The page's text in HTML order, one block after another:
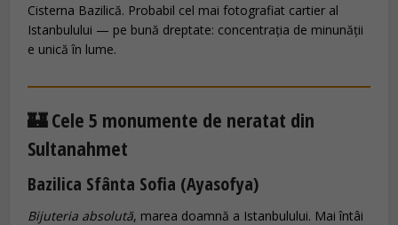
Cisterna Bazilică. Probabil cel mai fotografiat cartier al
Istanbulului — pe bună dreptate: concentrația de minunății
e unică în lume.
🏰 Cele 5 monumente de neratat din
Sultanahmet
Bazilica Sfânta Sofia (Ayasofya)
Bijuteria absolută, marea doamnă a Istanbulului. Mai întâi